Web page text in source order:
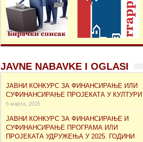
JAVNE NABAVKE I OGLASI
ЈАВНИ КОНКУРС ЗА ФИНАНСИРАЊЕ ИЛИ
СУФИНАНСИРАЊЕ ПРОЈЕКАТА У КУЛТУРИ
6 марта, 2025
ЈАВНИ КОНКУРС ЗА ФИНАНСИРАЊЕ И
СУФИНАНСИРАЊЕ ПРОГРАМА ИЛИ
ПРОЈЕКАТА УДРУЖЕЊА У 2025. ГОДИНИ